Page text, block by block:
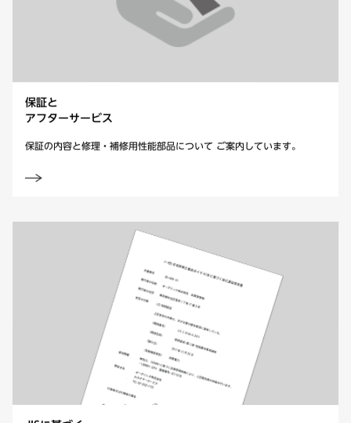
保証と
アフターサービス
保証の内容と修理・補修用性能部品について ご案内しています。